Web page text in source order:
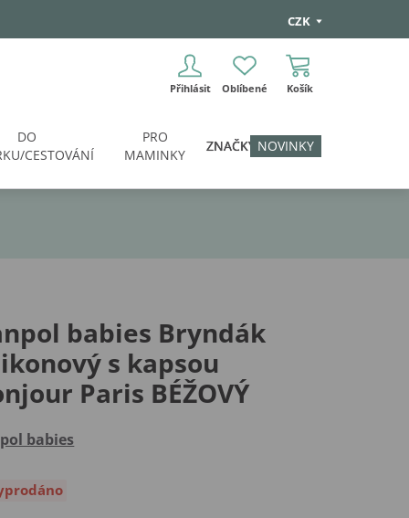
CZK
Přihlásit Oblíbené Košík
DO
CESTOVÁNÍ
PRO
MAMINKY
ZNAČKY NOVINKY
babies Bryndák
s kapsou
Paris BÉŽOVÝ
babies